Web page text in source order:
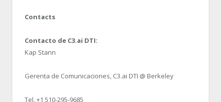
Contacts
Contacto de C3.ai DTI:
Kap Stann
Gerenta de Comunicaciones, C3.ai DTI @ Berkeley
Tel. +1 510-295-9685